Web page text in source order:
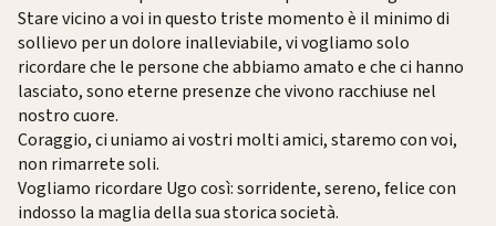
Stare vicino a voi in questo triste momento è il minimo di
sollievo per un dolore inalleviabile, vi vogliamo solo
ricordare che le persone che abbiamo amato e che ci hanno
lasciato, sono eterne presenze che vivono racchiuse nel
nostro cuore.
Coraggio, ci uniamo ai vostri molti amici, staremo con voi,
non rimarrete soli.
Vogliamo ricordare Ugo così: sorridente, sereno, felice con
indosso la maglia della sua storica società.